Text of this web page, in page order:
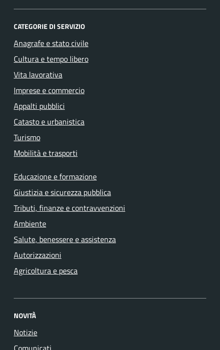
CATEGORIE DI SERVIZIO
Anagrafe e stato civile
Cultura e tempo libero
Vita lavorativa
Imprese e commercio
Appalti pubblici
Catasto e urbanistica
Turismo
Mobilità e trasporti
Educazione e formazione
Giustizia e sicurezza pubblica
Tributi, finanze e contravvenzioni
Ambiente
Salute, benessere e assistenza
Autorizzazioni
Agricoltura e pesca
NOVITÀ
Notizie